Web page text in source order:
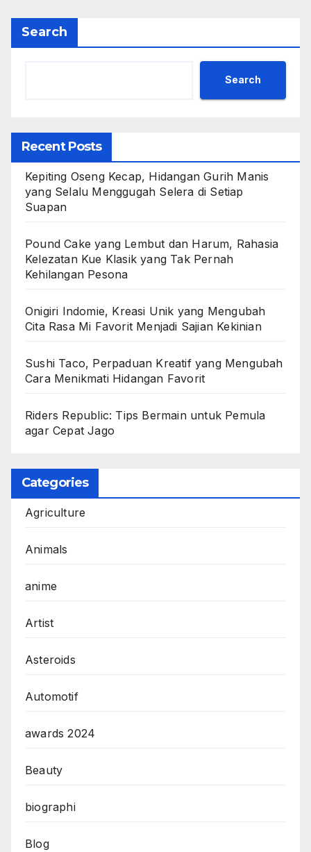
Search
Search
Recent Posts
Kepiting Oseng Kecap, Hidangan Gurih Manis
yang Selalu Menggugah Selera di Setiap
Suapan
Pound Cake yang Lembut dan Harum, Rahasia
Kelezatan Kue Klasik yang Tak Pernah
Kehilangan Pesona
Onigiri Indomie, Kreasi Unik yang Mengubah
Cita Rasa Mi Favorit Menjadi Sajian Kekinian
Sushi Taco, Perpaduan Kreatif yang Mengubah
Cara Menikmati Hidangan Favorit
Riders Republic: Tips Bermain untuk Pemula
agar Cepat Jago
Categories
Agriculture
Animals
anime
Artist
Asteroids
Automotif
awards 2024
Beauty
biographi
Blog